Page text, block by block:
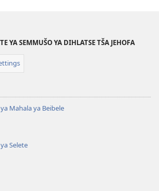
le
ka
Nago
YA SEMMUŠO YA DIHLATSE TŠA JEHOFA
Mahala ya Beibele
Selete